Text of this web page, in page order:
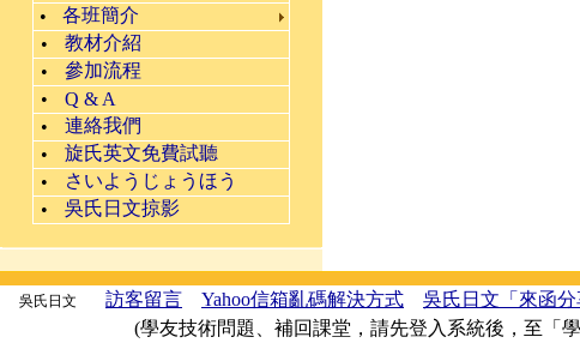
•
各班簡介
•
教材介紹
•
參加流程
•
Q & A
•
連絡我們
•
旋氏英文免費試聽
•
さいようじょうほう
•
吳氏日文掠影
吳氏日文 訪客留言 Yahoo信箱亂碼解決方式
吳氏日文「來函
(學友技術問題、補回課堂，請先登入系統後，至「學